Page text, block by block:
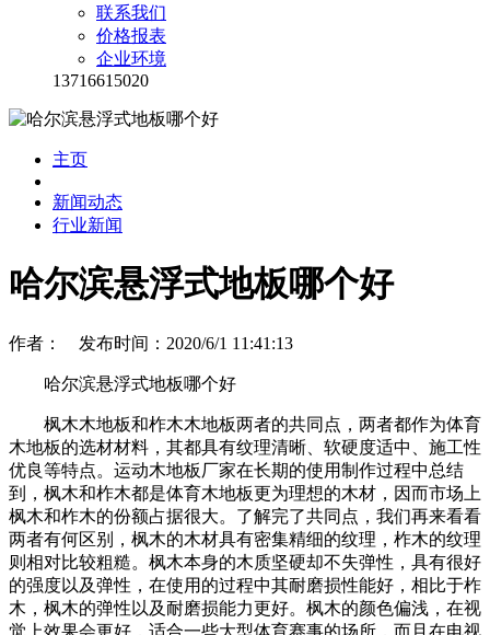
联系我们
价格报表
企业环境
13716615020
主页
新闻动态
行业新闻
哈尔滨悬浮式地板哪个好
作者： 发布时间：2020/6/1 11:41:13
哈尔滨悬浮式地板哪个好
枫木木地板和柞木木地板两者的共同点，两者都作为体育
木地板的选材材料，其都具有纹理清晰、软硬度适中、施工性
优良等特点。运动木地板厂家在长期的使用制作过程中总结
到，枫木和柞木都是体育木地板更为理想的木材，因而市场上
枫木和柞木的份额占据很大。了解完了共同点，我们再来看看
两者有何区别，枫木的木材具有密集精细的纹理，柞木的纹理
则相对比较粗糙。枫木本身的木质坚硬却不失弹性，具有很好
的强度以及弹性，在使用的过程中其耐磨损性能好，相比于柞
木，枫木的弹性以及耐磨损能力更好。枫木的颜色偏浅，在视
觉上效果会更好，适合一些大型体育赛事的场所，而且在电视